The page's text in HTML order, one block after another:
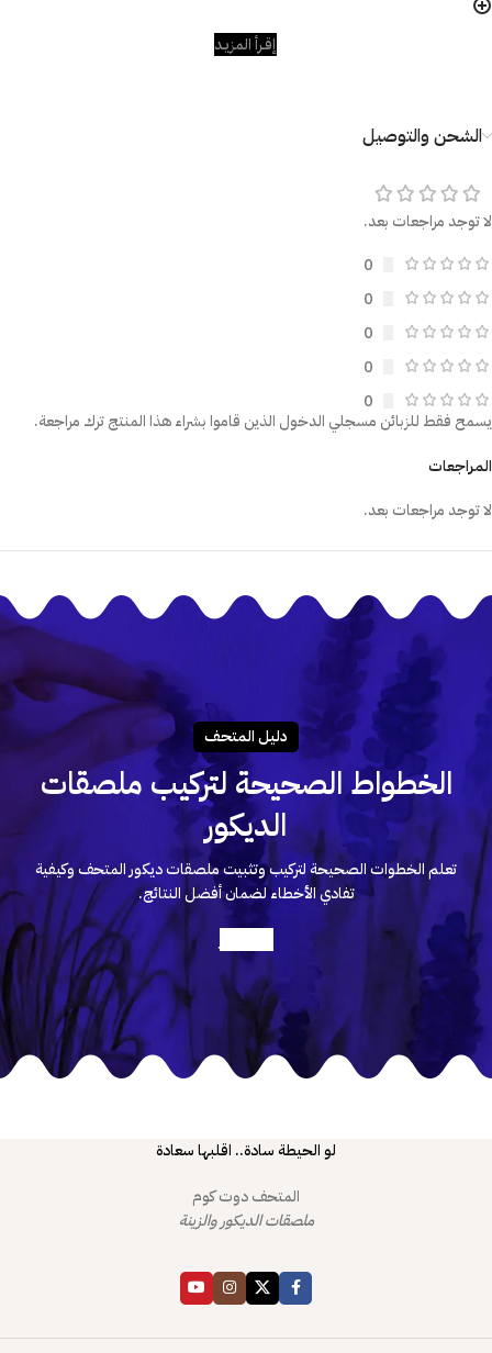
إقـرأ المزيـد
الشحن والتوصيل
لا توجد مراجعات بعد.
0
0
0
0
0
المراجعات
لا توجد مراجعات بعد.
يسمح فقط للزبائن مسجلي الدخول الذين قاموا بشراء هذا المنتج ترك مراجعة.
دليـل المتحـف
الخطواط الصحيحة لتركيب ملصقات
الديكور
تعلم الخطوات الصحيحة لتركيب وتثبيت ملصقات ديكور المتحف وكيفية
تفادي الأخطاء لضمان أفضل النتائج.
لو الحيطة سادة.. اقلبها سعادة
المتحف دوت كوم
ملصقات الديكور والزينة